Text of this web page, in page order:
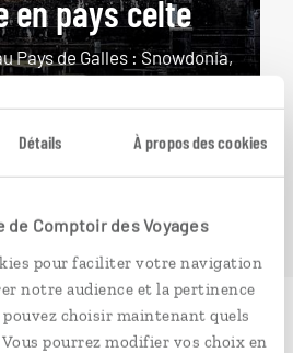
Détails À propos des cookies
Comptoir des Voyages
pour faciliter votre navigation
notre audience et la pertinence
choisir maintenant quels
pourrez modifier vos choix en
en pays celte
Pays de Galles : Snowdonia,
Tenby.